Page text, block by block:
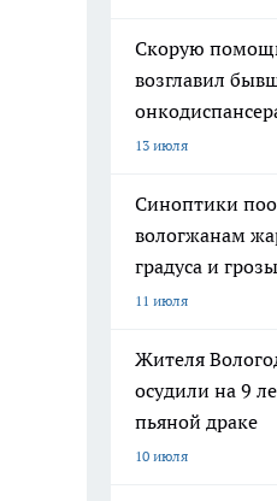
Скорую
возглавил
13 июля
Синоптики
вологжанам
градуса и
11 июля
Жителя
осудили на 9
пьяной драке
10 июля